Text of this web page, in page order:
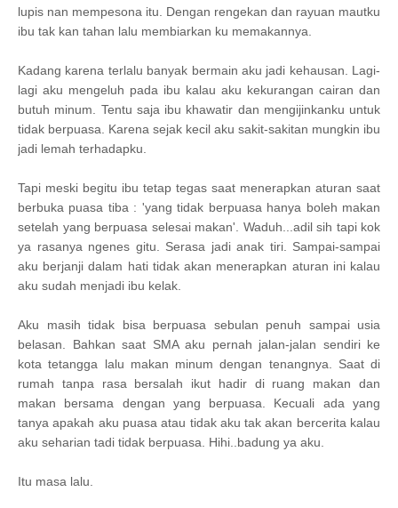
lupis nan mempesona itu. Dengan rengekan dan rayuan mautku
ibu tak kan tahan lalu membiarkan ku memakannya.
Kadang karena terlalu banyak bermain aku jadi kehausan. Lagi-
lagi aku mengeluh pada ibu kalau aku kekurangan cairan dan
butuh minum. Tentu saja ibu khawatir dan mengijinkanku untuk
tidak berpuasa. Karena sejak kecil aku sakit-sakitan mungkin ibu
jadi lemah terhadapku.
Tapi meski begitu ibu tetap tegas saat menerapkan aturan saat
berbuka puasa tiba : 'yang tidak berpuasa hanya boleh makan
setelah yang berpuasa selesai makan'. Waduh...adil sih tapi kok
ya rasanya ngenes gitu. Serasa jadi anak tiri. Sampai-sampai
aku berjanji dalam hati tidak akan menerapkan aturan ini kalau
aku sudah menjadi ibu kelak.
Aku masih tidak bisa berpuasa sebulan penuh sampai usia
belasan. Bahkan saat SMA aku pernah jalan-jalan sendiri ke
kota tetangga lalu makan minum dengan tenangnya. Saat di
rumah tanpa rasa bersalah ikut hadir di ruang makan dan
makan bersama dengan yang berpuasa. Kecuali ada yang
tanya apakah aku puasa atau tidak aku tak akan bercerita kalau
aku seharian tadi tidak berpuasa. Hihi..badung ya aku.
Itu masa lalu.